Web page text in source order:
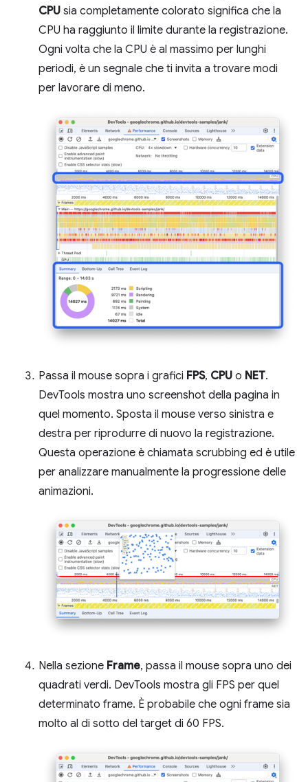
CPU sia completamente colorato significa che la
CPU ha raggiunto il limite durante la registrazione.
Ogni volta che la CPU è al massimo per lunghi
periodi, è un segnale che ti invita a trovare modi
per lavorare di meno.
Passa il mouse sopra i grafici FPS, CPU o NET.
DevTools mostra uno screenshot della pagina in
quel momento. Sposta il mouse verso sinistra e
destra per riprodurre di nuovo la registrazione.
Questa operazione è chiamata scrubbing ed è utile
per analizzare manualmente la progressione delle
animazioni.
Nella sezione Frame, passa il mouse sopra uno dei
quadrati verdi. DevTools mostra gli FPS per quel
determinato frame. È probabile che ogni frame sia
molto al di sotto del target di 60 FPS.